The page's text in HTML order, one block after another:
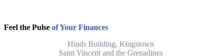
Feel the Pulse of Your Finances
Hinds Building, Kingstown
Saint Vincent and the Grenadines